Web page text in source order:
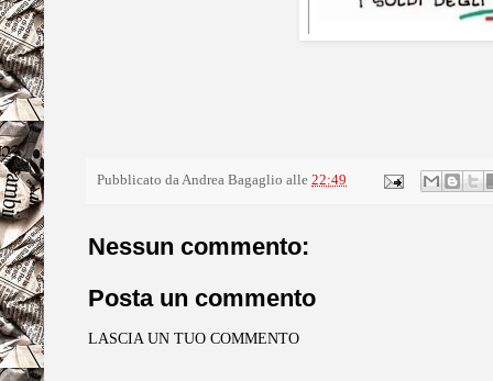
Pubblicato daAndrea Bagaglio alle 22:49
Nessun commento:
Posta un commento
LASCIA UN TUO COMMENTO